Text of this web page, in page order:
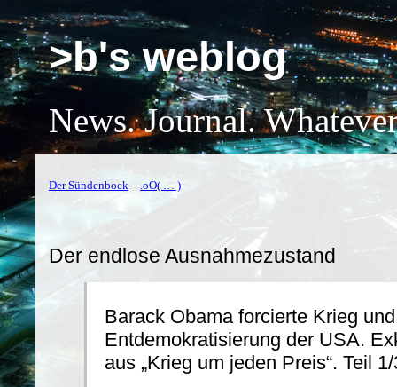
>b's weblog
News. Journal.
Der Sündenbock – .oO( … )
Der endlose Ausnahmezustand
Barack Obama forcierte Krieg
Entdemokratisierung der USA.
aus „Krieg um jeden Preis“. Teil